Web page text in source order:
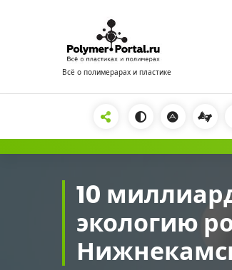
Всё о полимерарах и пластике
10
экологию